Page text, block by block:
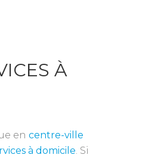
À
en centre-ville
à domicile. Si